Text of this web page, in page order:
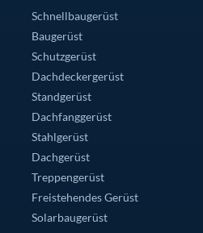
Schnellbaugerüst
Baugerüst
Schutzgerüst
Dachdeckergerüst
Standgerüst
Dachfanggerüst
Stahlgerüst
Dachgerüst
Treppengerüst
Freistehendes Gerüst
Solarbaugerüst